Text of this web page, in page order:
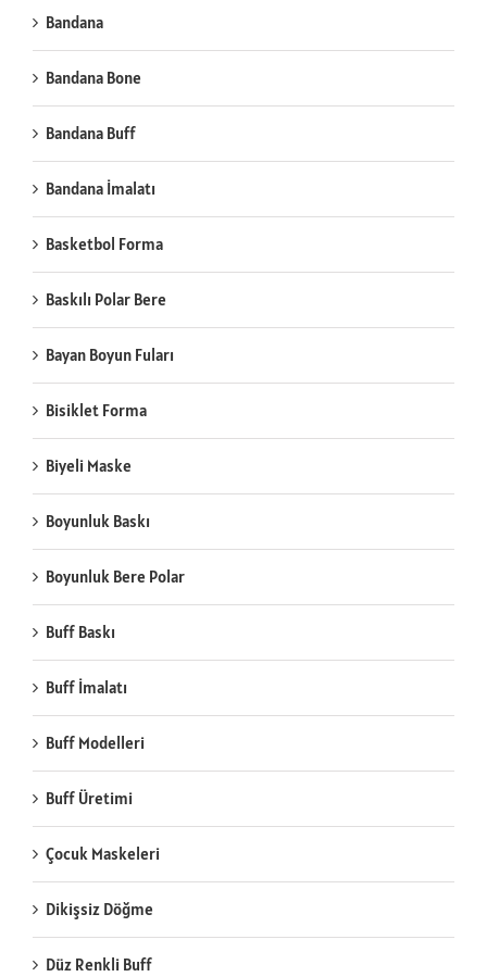
Bandana
Bandana Bone
Bandana Buff
Bandana İmalatı
Basketbol Forma
Baskılı Polar Bere
Bayan Boyun Fuları
Bisiklet Forma
Biyeli Maske
Boyunluk Baskı
Boyunluk Bere Polar
Buff Baskı
Buff İmalatı
Buff Modelleri
Buff Üretimi
Çocuk Maskeleri
Dikişsiz Döğme
Düz Renkli Buff